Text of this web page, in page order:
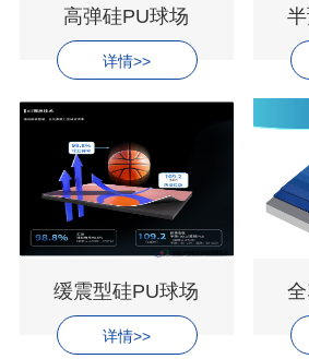
高弹硅PU球场
详情>>
缓震型硅PU球场
详情>>